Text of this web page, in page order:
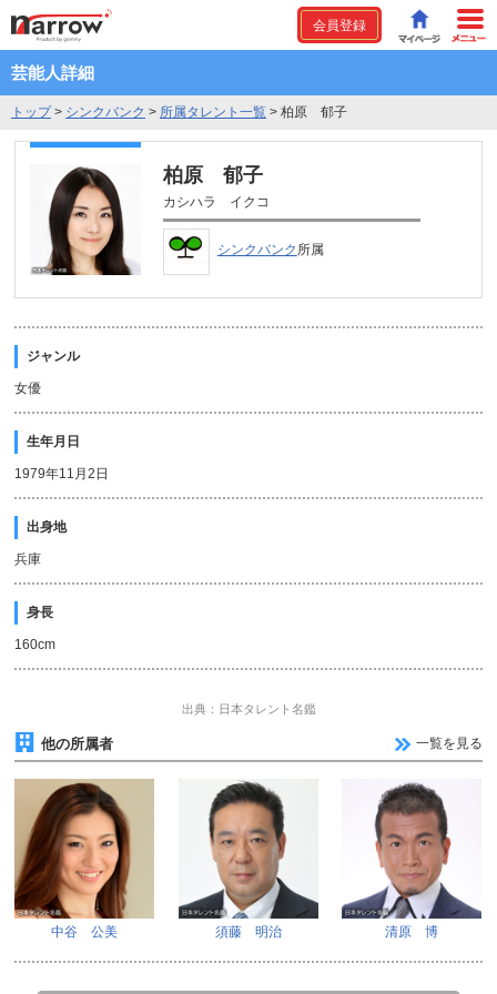
会員登録
芸能人詳細
トップ> シンクバンク > 所属タレント一覧 > 柏原 郁子
柏原 郁子
カシハラ イクコ
シンクバンク 所属
ジャンル
女優
生年月日
1979年11月2日
出身地
兵庫
身長
160cm
出典：日本タレント名鑑
他の所属者 一覧を見る
中谷 公美 須藤 明治 清原 博